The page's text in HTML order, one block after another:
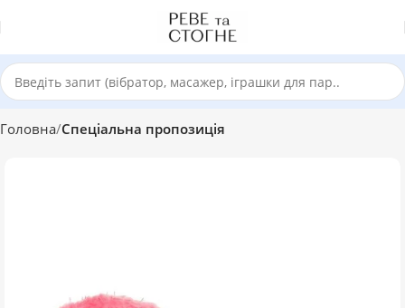
Головна Спеціальна пропозиція